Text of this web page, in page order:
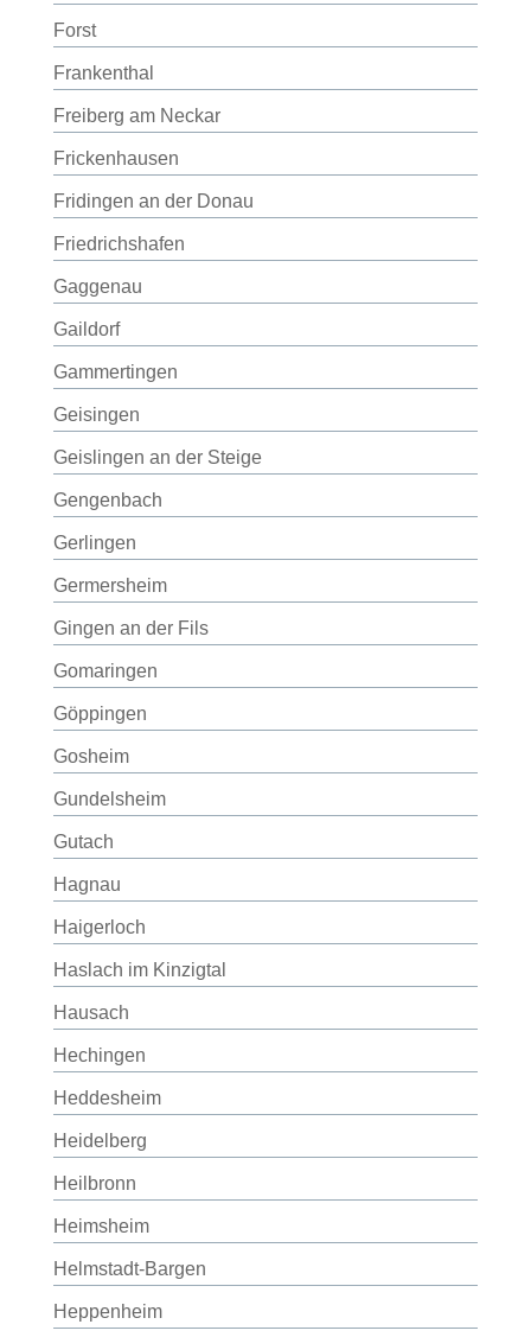
Forst
Frankenthal
Freiberg am Neckar
Frickenhausen
Fridingen an der Donau
Friedrichshafen
Gaggenau
Gaildorf
Gammertingen
Geisingen
Geislingen an der Steige
Gengenbach
Gerlingen
Germersheim
Gingen an der Fils
Gomaringen
Göppingen
Gosheim
Gundelsheim
Gutach
Hagnau
Haigerloch
Haslach im Kinzigtal
Hausach
Hechingen
Heddesheim
Heidelberg
Heilbronn
Heimsheim
Helmstadt-Bargen
Heppenheim